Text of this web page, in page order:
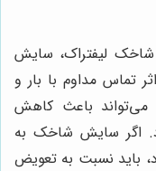
شاخک لیفتراک، سایش
مداوم با بار و
باعث کاهش
اگر سایش شاخک به
باید نسبت به تعویض